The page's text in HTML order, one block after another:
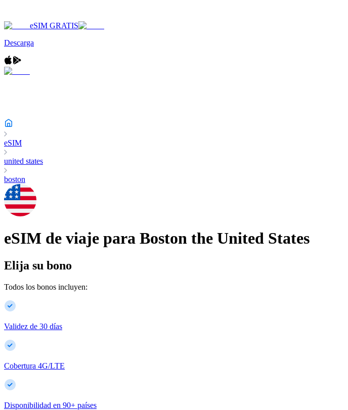
eSIM GRATIS
Descarga
eSIM
united states
boston
eSIM de viaje para Boston the United States
Elija su bono
Todos los bonos incluyen:
Validez de 30 días
Cobertura 4G/LTE
Disponibilidad en 90+ países